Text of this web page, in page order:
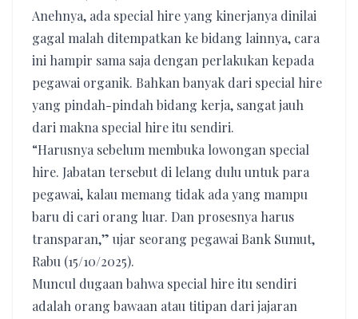
Anehnya, ada special hire yang kinerjanya dinilai
gagal malah ditempatkan ke bidang lainnya, cara
ini hampir sama saja dengan perlakukan kepada
pegawai organik. Bahkan banyak dari special hire
yang pindah-pindah bidang kerja, sangat jauh
dari makna special hire itu sendiri.
“Harusnya sebelum membuka lowongan special
hire. Jabatan tersebut di lelang dulu untuk para
pegawai, kalau memang tidak ada yang mampu
baru di cari orang luar. Dan prosesnya harus
transparan,” ujar seorang pegawai Bank Sumut,
Rabu (15/10/2025).
Muncul dugaan bahwa special hire itu sendiri
adalah orang bawaan atau titipan dari jajaran